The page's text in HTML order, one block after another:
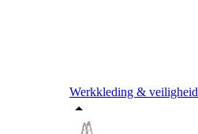
Werkkleding & veiligheid